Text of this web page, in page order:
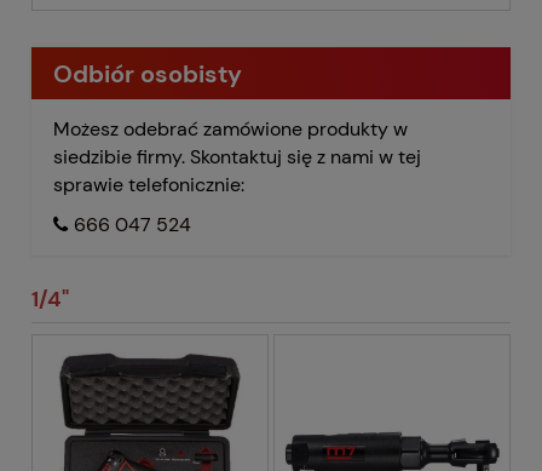
Odbiór osobisty
Możesz odebrać zamówione produkty w
siedzibie firmy. Skontaktuj się z nami w tej
sprawie telefonicznie:
666 047 524
1/4"